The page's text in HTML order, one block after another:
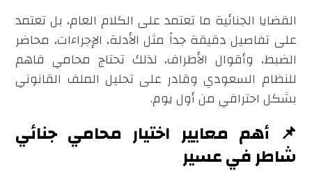
القضايا الجنائية ما تعتمد على الكلام العام، بل تعتمد
على تفاصيل دقيقة جداً مثل الأدلة، الإجراءات، محاضر
الضبط، وأقوال الأطراف، لذلك تحتاج محامي فاهم
للنظام السعودي وقادر على تحليل الملف القانوني
بشكل احترافي من أول يوم.
📌 أهم معايير اختيار محامي جنائي
شاطر في عسير